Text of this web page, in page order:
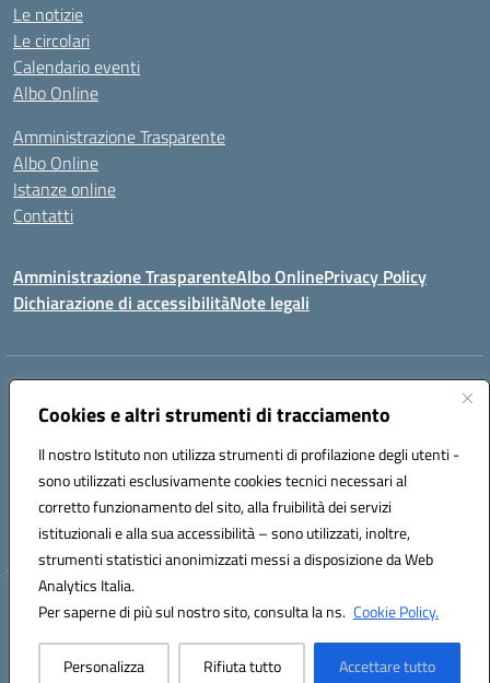
Cookies e altri strumenti di tracciamento
Il nostro Istituto non utilizza strumenti di profilazione degli utenti -
sono utilizzati esclusivamente cookies tecnici necessari al
corretto funzionamento del sito, alla fruibilità dei servizi
istituzionali e alla sua accessibilità – sono utilizzati, inoltre,
strumenti statistici anonimizzati messi a disposizione da Web
Analytics Italia.
Per saperne di più sul nostro sito, consulta la ns. Cookie Policy.
Personalizza Rifiuta tutto Accettare tutto
Le notizie
Le circolari
Calendario eventi
Albo Online
Amministrazione Trasparente
Albo Online
Istanze online
Contatti
Amministrazione TrasparenteAlbo OnlinePrivacy Policy
Dichiarazione di accessibilitàNote legali
Indirizzo:
Centralino:0885/422972 Email:FGIC84600D@istruzione.it
Codice fiscale: 81004320719
Codice meccanografico:
FGIC84600D
Codice Indice delle Pubbliche Amministrazioni (IPA): istsc_FGIC84600D
Hosting & Powered by 3D Solution S.r.l.
Concept & Design by Designers Italia